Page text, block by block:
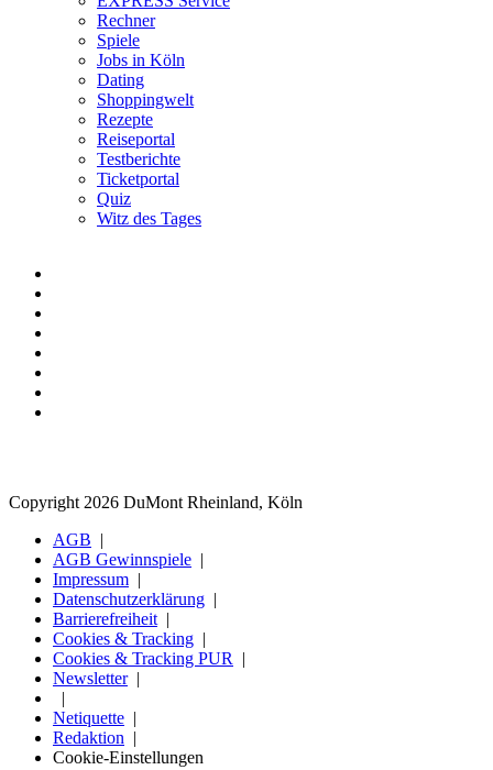
Rechner
Spiele
Jobs in Köln
Dating
Shoppingwelt
Rezepte
Reiseportal
Testberichte
Ticketportal
Quiz
Witz des Tages
Copyright 2026 DuMont Rheinland, Köln
AGB
AGB Gewinnspiele
Impressum
Datenschutzerklärung
Barrierefreiheit
Cookies & Tracking
Cookies & Tracking PUR
Newsletter
Netiquette
Redaktion
Cookie-Einstellungen